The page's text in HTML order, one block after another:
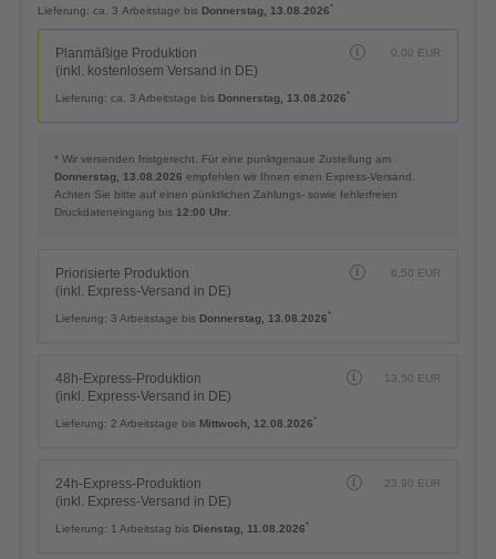
Lieferung: ca. 3 Arbeitstage bis Donnerstag, 13.08.2026*
Planmäßige Produktion
(inkl. kostenlosem Versand in DE)
0,00 EUR
Lieferung: ca. 3 Arbeitstage bis Donnerstag, 13.08.2026*
* Wir versenden fristgerecht. Für eine punktgenaue Zustellung am
Donnerstag, 13.08.2026 empfehlen wir Ihnen einen Express-Versand.
Achten Sie bitte auf einen pünktlichen Zahlungs- sowie fehlerfreien
Druckdateneingang bis 12:00 Uhr
Priorisierte Produktion
(inkl. Express-Versand in DE)
6,50 EUR
Lieferung: 3 Arbeitstage bis Donnerstag, 13.08.2026*
48h-Express-Produktion
(inkl. Express-Versand in DE)
13,50 EUR
Lieferung: 2 Arbeitstage bis Mittwoch, 12.08.2026*
24h-Express-Produktion
(inkl. Express-Versand in DE)
23,90 EUR
Lieferung: 1 Arbeitstag bis Dienstag, 11.08.2026*